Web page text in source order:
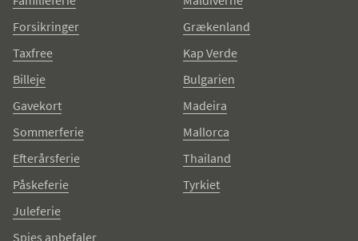
Forsikringer
Taxfree
Billeje
Gavekort
Sommerferie
Efterårsferie
Påskeferie
Juleferie
Spies anbefaler
Grækenland
Kap Verde
Bulgarien
Madeira
Mallorca
Thailand
Tyrkiet